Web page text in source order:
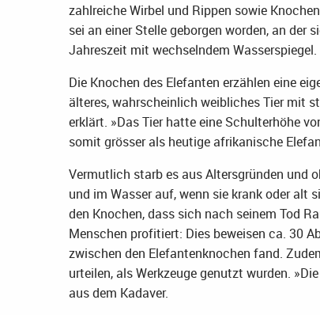
zahlreiche Wirbel und Rippen sowie
sei an einer Stelle geborgen worden, an der
Jahreszeit mit wechselndem Wasserspiegel.
Die Knochen des Elefanten erzählen eine
älteres, wahrscheinlich weibliches Tier mit
erklärt. »Das Tier hatte eine Schulterhöhe
somit grösser als heutige afrikanische
Vermutlich starb es aus Altersgründen und
und im Wasser auf, wenn sie krank oder alt
den Knochen, dass sich nach seinem Tod
Menschen profitiert: Dies beweisen ca. 30
zwischen den Elefantenknochen fand.
urteilen, als Werkzeuge genutzt wurden.
aus dem Kadaver.